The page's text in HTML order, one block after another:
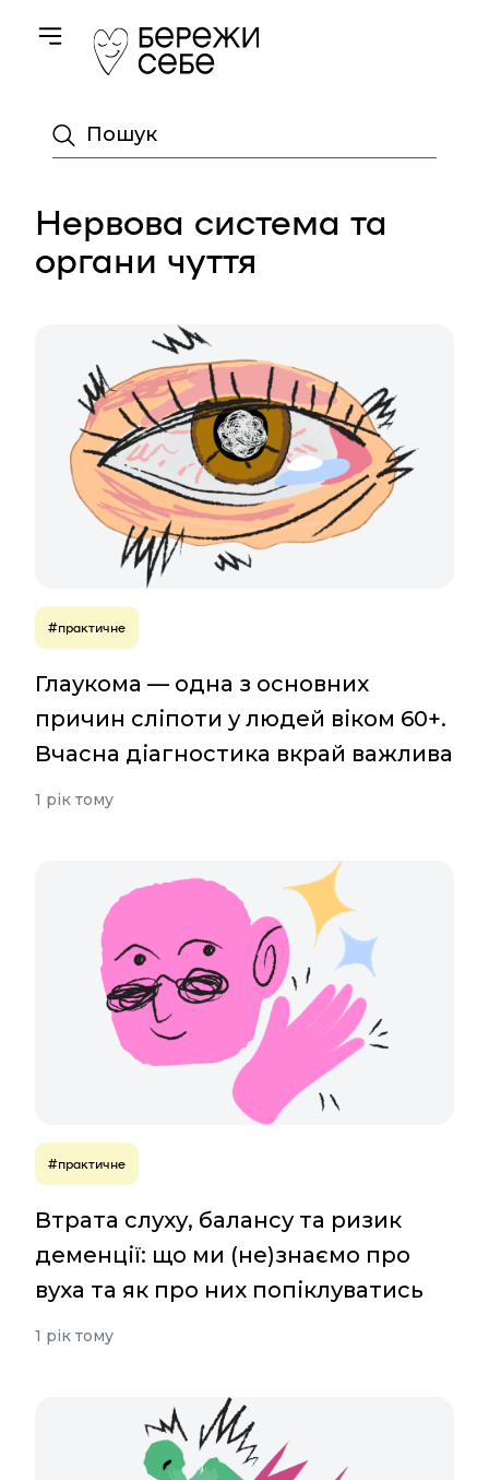
Toggle navigation
Пошук
Нервова система та
органи чуття
#практичне
Глаукома — одна з основних
причин сліпоти у людей віком 60+.
Вчасна діагностика вкрай важлива
1 рік тому
#практичне
Втрата слуху, балансу та ризик
деменції: що ми (не)знаємо про
вуха та як про них попіклуватись
1 рік тому